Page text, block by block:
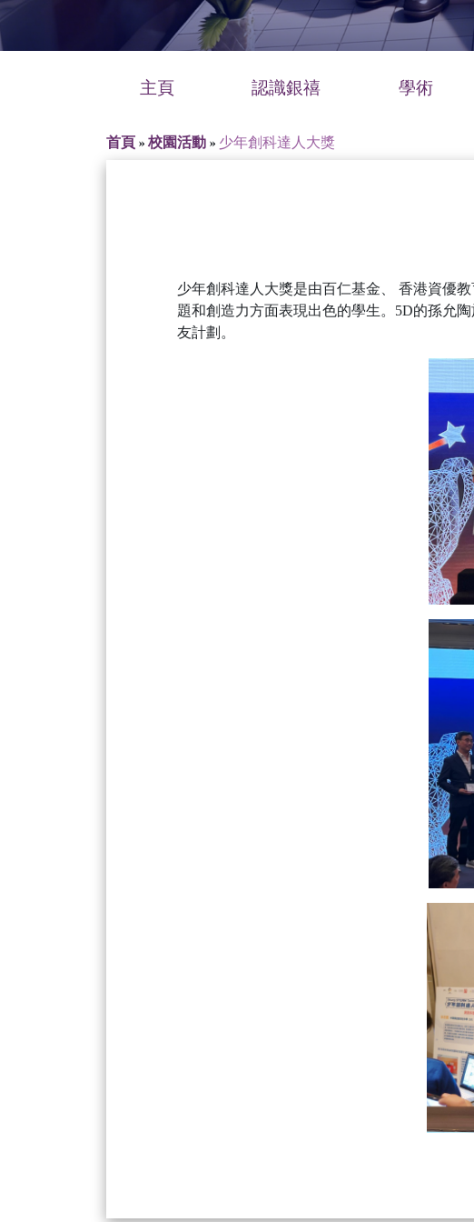
主頁 認識銀禧 學術
首頁»校園活動» 少年創科達人大獎
少年創科達人大獎是由百仁基金、 香港資優
題和創造力方面表現出色的學生。5D的孫允
友計劃。